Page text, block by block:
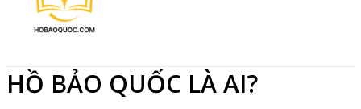
HỒ BẢO QUỐC LÀ AI?